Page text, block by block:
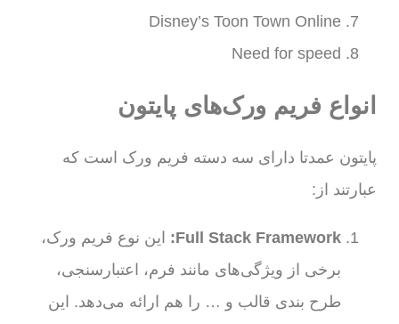
Disney’s Toon Town Online
Need for speed
انواع فریم ورک‌های پایتون
پایتون عمدتا دارای سه دسته فریم ورک است که
عبارتند از:
Full Stack Framework
: این نوع فریم ورک،
برخی از ویژگی‌های مانند فرم، اعتبارسنجی،
طرح بندی قالب و … را هم ارائه می‌دهد. این